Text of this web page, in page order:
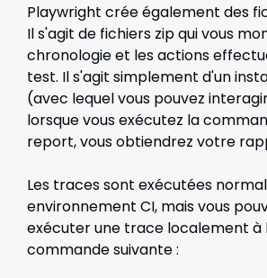
Playwright crée également des
Il s'agit de fichiers zip qui vous
chronologie et les actions
test. Il s'agit simplement d'un
(avec lequel vous pouvez
lorsque vous exécutez la
report, vous obtiendrez votre
Les traces sont exécutées
environnement CI, mais vous
exécuter une trace localement à
commande suivante :